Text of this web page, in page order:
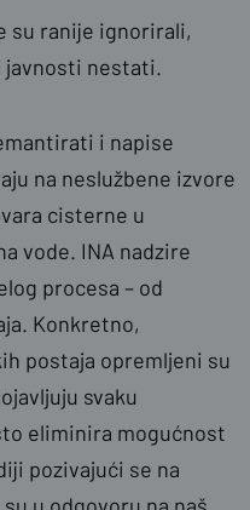
su ranije ignorirali,
javnosti nestati.
i napise
na neslužbene izvore
cisterne u
vode. INA nadzire
procesa – od
Konkretno,
postaja opremljeni su
svaku
eliminira mogućnost
pozivajući se na